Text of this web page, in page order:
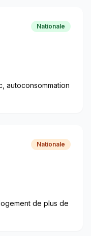
Nationale
autoconsommation
Nationale
de plus de